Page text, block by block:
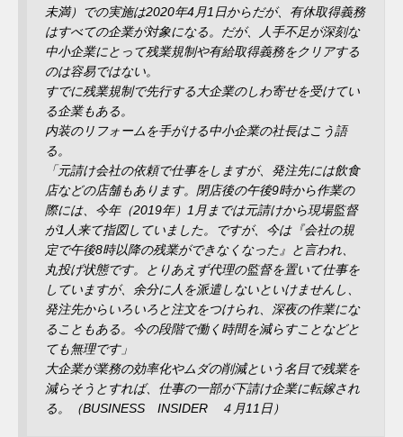
未満）での実施は2020年4月1日からだが、有休取得義務
はすべての企業が対象になる。だが、人手不足が深刻な
中小企業にとって残業規制や有給取得義務をクリアする
のは容易ではない。
すでに残業規制で先行する大企業のしわ寄せを受けてい
る企業もある。
内装のリフォームを手がける中小企業の社長はこう語
る。
「元請け会社の依頼で仕事をしますが、発注先には飲食
店などの店舗もあります。閉店後の午後9時から作業の
際には、今年（2019年）1月までは元請けから現場監督
が1人来て指図していました。ですが、今は『会社の規
定で午後8時以降の残業ができなくなった』と言われ、
丸投げ状態です。とりあえず代理の監督を置いて仕事を
していますが、余分に人を派遣しないといけませんし、
発注先からいろいろと注文をつけられ、深夜の作業にな
ることもある。今の段階で働く時間を減らすことなどと
ても無理です」
大企業が業務の効率化やムダの削減という名目で残業を
減らそうとすれば、仕事の一部が下請け企業に転嫁され
る。（BUSINESS INSIDER ４月11日）